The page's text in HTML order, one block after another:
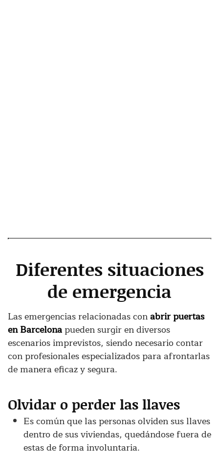
Diferentes situaciones
de emergencia
Las emergencias relacionadas conabrir puertas
en Barcelona pueden surgir en diversos
escenarios imprevistos, siendo necesario contar
con profesionales especializados para afrontarlas
de manera eficaz y segura.
Olvidar o perder las llaves
Es común que las personas olviden sus llaves
dentro de sus viviendas, quedándose fuera de
estas de forma involuntaria.